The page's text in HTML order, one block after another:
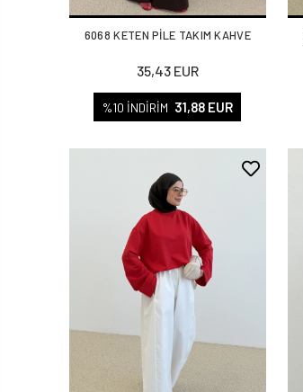
6068 KETEN PİLE TAKIM KAHVE
35,43 EUR
%10 İNDİRİM 31,88 EUR